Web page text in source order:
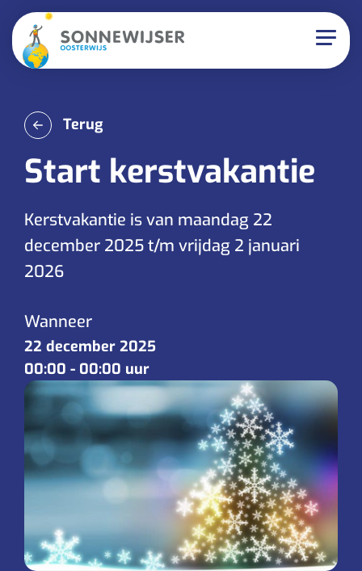
Terug
Start kerstvakantie
Kerstvakantie is van maandag 22
december 2025 t/m vrijdag 2 januari
2026
Wanneer
22 december 2025
00:00 - 00:00 uur